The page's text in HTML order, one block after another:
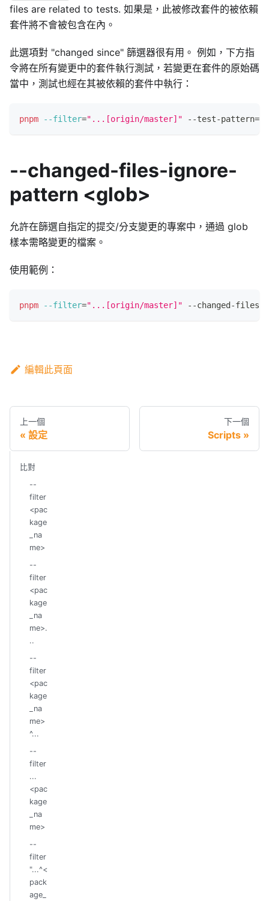
files are related to tests. 如果是，此被修改套件的被依賴
套件將不會被包含在內。
此選項對 "changed since" 篩選器很有用。 例如，下方指
令將在所有變更中的套件執行測試，若變更在套件的原始碼
當中，測試也經在其被依賴的套件中執行：
pnpm --filter="...[origin/master]" --test-pattern=
--changed-files-ignore-
pattern <glob>
允許在篩選自指定的提交/分支變更的專案中，通過 glob
樣本需略變更的檔案。
使用範例：
pnpm --filter="...[origin/master]" --changed-files-
編輯此頁面
上一個
設定
下一個
Scripts
比對
--
filter
<pac
kage
_na
me>
--
filter
<pac
kage
_na
me>.
..
--
filter
<pac
kage
_na
me>
^...
--
filter
...
<pac
kage
_na
me>
--
filter
"...^<
pack
age_